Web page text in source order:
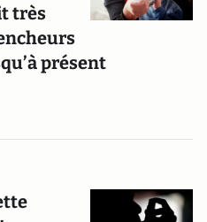
très
présent